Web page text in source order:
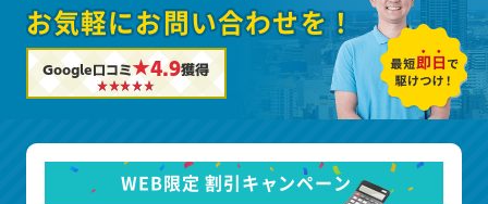
お気軽にお問い合わせを！
Google口コミ★4.9獲得
WEB限定 割引キャンペーン